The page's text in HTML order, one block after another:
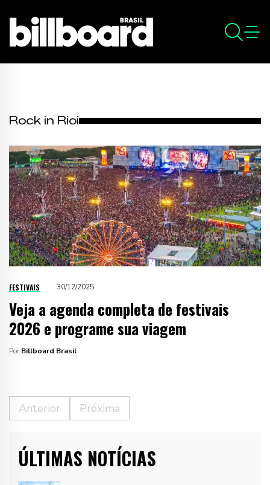
Rock in Rioi
FESTIVAIS 30/12/2025
Veja a agenda completa de festivais
2026 e programe sua viagem
Por Billboard Brasil
Anterior Próxima
ÚLTIMAS NOTÍCIAS